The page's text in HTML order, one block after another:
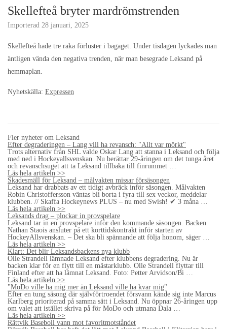
Skellefteå bryter mardrömstrenden
Importerad 28 januari, 2025
Skellefteå hade tre raka förluster i bagaget. Under tisdagen lyckades man
äntligen vända den negativa trenden, när man besegrade Leksand på
hemmaplan.
Nyhetskälla: Expressen
Fler nyheter om Leksand
Efter degraderingen – Lang vill ha revansch: "Allt var mörkt"
Trots alternativ från SHL valde Oskar Lang att stanna i Leksand och följa
med ned i Hockeyallsvenskan. Nu berättar 29-åringen om det tunga året
och revanschsuget att ta Leksand tillbaka till finrummet …
Läs hela artikeln >>
Skadesmäll för Leksand – målvakten missar försäsongen
Leksand har drabbats av ett tidigt avbräck inför säsongen. Målvakten
Robin Christoffersson väntas bli borta i fyra till sex veckor, meddelar
klubben. // Skaffa Hockeynews PLUS – nu med Swish! ✔ 3 måna …
Läs hela artikeln >>
Leksands drag – plockar in provspelare
Leksand tar in en provspelare inför den kommande säsongen. Backen
Nathan Staois ansluter på ett korttidskontrakt inför starten av
HockeyAllsvenskan. – Det ska bli spännande att följa honom, säger …
Läs hela artikeln >>
Klart: Det blir Leksandsbackens nya klubb
Olle Strandell lämnade Leksand efter klubbens degradering. Nu är
backen klar för en flytt till en mästarklubb. Olle Strandell flyttar till
Finland efter att ha lämnat Leksand. Foto: Petter Arvidson/Bi …
Läs hela artikeln >>
"MoDo ville ha mig mer än Leksand ville ha kvar mig"
Efter en tung säsong där självförtroendet försvann kände sig inte Marcus
Karlberg prioriterad på samma sätt i Leksand. Nu öppnar 26-åringen upp
om valet att istället skriva på för MoDo och utmana Dala …
Läs hela artikeln >>
Rättvik Baseboll vann mot favoritmotståndet